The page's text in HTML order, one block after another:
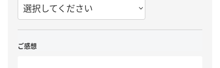
選択してください
ご感想